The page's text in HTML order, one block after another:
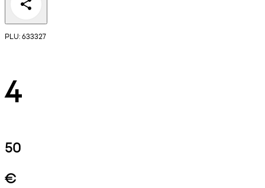
PLU: 633327
4
50
€